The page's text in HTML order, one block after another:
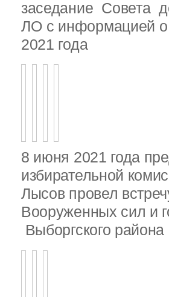
заседание Совета
ЛО с информацией о
2021 года
8 июня 2021 года
избирательной
Лысов провел
Вооруженных сил и
Выборгского района